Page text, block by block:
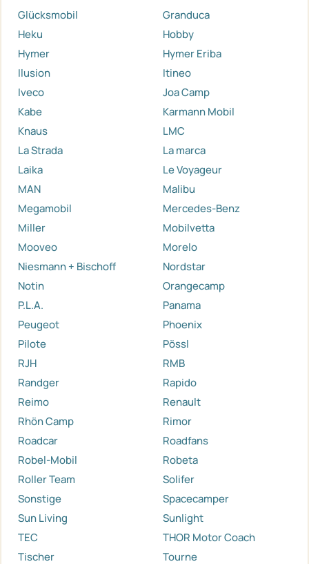
Glücksmobil
Granduca
Heku
Hobby
Hymer
Hymer Eriba
Ilusion
Itineo
Iveco
Joa Camp
Kabe
Karmann Mobil
Knaus
LMC
La Strada
La marca
Laika
Le Voyageur
MAN
Malibu
Megamobil
Mercedes-Benz
Miller
Mobilvetta
Mooveo
Morelo
Niesmann + Bischoff
Nordstar
Notin
Orangecamp
P.L.A.
Panama
Peugeot
Phoenix
Pilote
Pössl
RJH
RMB
Randger
Rapido
Reimo
Renault
Rhön Camp
Rimor
Roadcar
Roadfans
Robel-Mobil
Robeta
Roller Team
Solifer
Sonstige
Spacecamper
Sun Living
Sunlight
TEC
THOR Motor Coach
Tischer
Tourne